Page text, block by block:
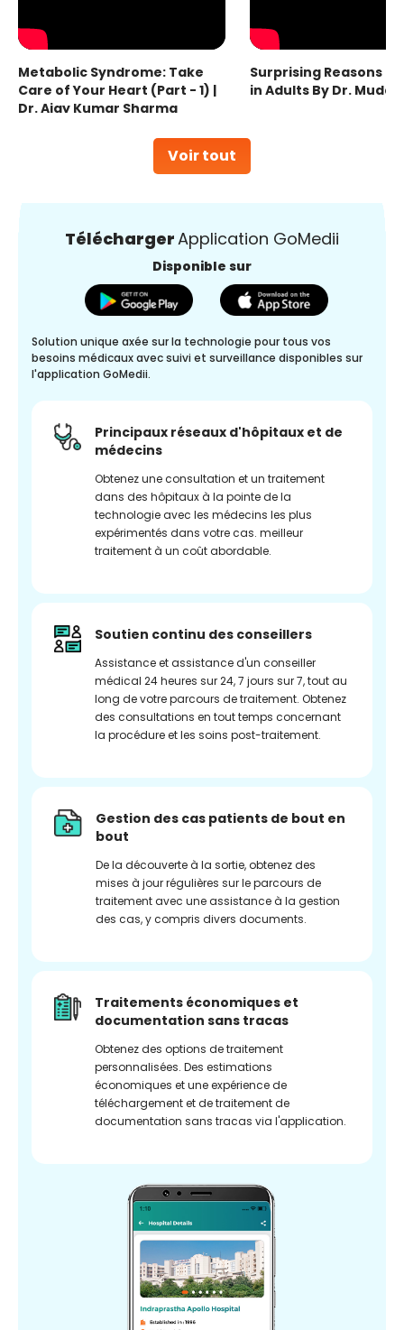
Voir tout
Metabolic Syndrome: Take
Care of Your Heart (Part - 1) |
Dr. Ajay Kumar Sharma
Surprising Reasons
in Adults By Dr.
TéléchargerApplication GoMedii
Disponible sur
Solution unique axée sur la technologie pour tous vos
besoins médicaux avec suivi et surveillance disponibles sur
l'application GoMedii.
Principaux réseaux d'hôpitaux et de
médecins
Obtenez une consultation et un traitement
dans des hôpitaux à la pointe de la
technologie avec les médecins les plus
expérimentés dans votre cas. meilleur
traitement à un coût abordable.
Soutien continu des conseillers
Assistance et assistance d'un conseiller
médical 24 heures sur 24, 7 jours sur 7, tout au
long de votre parcours de traitement. Obtenez
des consultations en tout temps concernant
la procédure et les soins post-traitement.
Gestion des cas patients de bout en
bout
De la découverte à la sortie, obtenez des
mises à jour régulières sur le parcours de
traitement avec une assistance à la gestion
des cas, y compris divers documents.
Traitements économiques et
documentation sans tracas
Obtenez des options de traitement
personnalisées. Des estimations
économiques et une expérience de
téléchargement et de traitement de
documentation sans tracas via l'application.